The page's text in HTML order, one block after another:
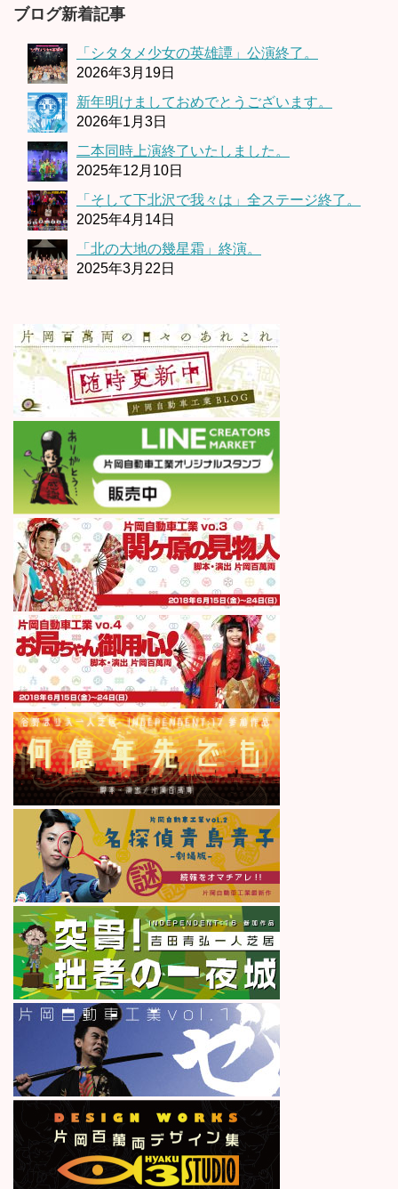
ブログ新着記事
「シタタメ少女の英雄譚」公演終了。
2026年3月19日
新年明けましておめでとうございます。
2026年1月3日
二本同時上演終了いたしました。
2025年12月10日
「そして下北沢で我々は」全ステージ終了。
2025年4月14日
「北の大地の幾星霜」終演。
2025年3月22日